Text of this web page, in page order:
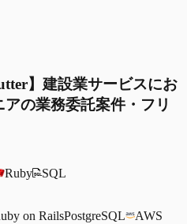
】建設業サービスにお
の業務委託案件・フリ
Ruby SQL
on RailsPostgreSQL AWS